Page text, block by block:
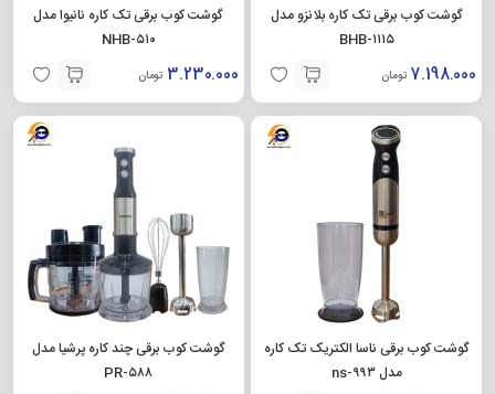
گوشت کوب برقی تک کاره بلانزو مدل
BHB-۱۱۱۵
7.198.000 تومان
گوشت کوب برقی تک کاره نانیوا مدل
NHB-۵۱۰
3.230.000 تومان
گوشت کوب برقی ناسا الکتریک تک کاره
مدل ns-۹۹۳
گوشت کوب برقی چند کاره پرشیا مدل
PR-۵۸۸